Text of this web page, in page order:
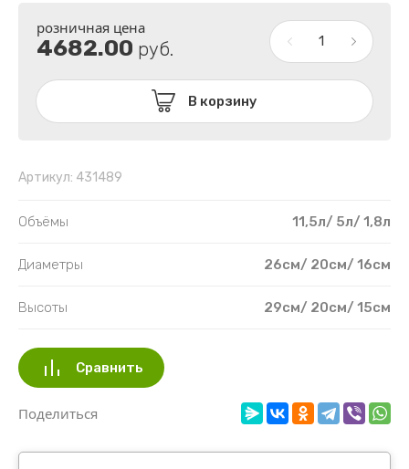
А-ТЕК
ПЛАСТИКОВЫЕ
РАСПРОДАЖА
розничная цена
4682.00 руб.
В корзину
Артикул: 431489
Объёмы 11,5л/ 5л/ 1,8л
Диаметры 26см/ 20см/ 16см
Высоты 29см/ 20см/ 15см
Сравнить
Поделиться